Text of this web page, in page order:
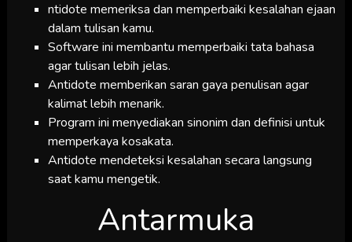
ntidote memeriksa dan memperbaiki kesalahan ejaan
dalam tulisan kamu.
Software ini membantu memperbaiki tata bahasa
agar tulisan lebih jelas.
Antidote memberikan saran gaya penulisan agar
kalimat lebih menarik.
Program ini menyediakan sinonim dan definisi untuk
memperkaya kosakata.
Antidote mendeteksi kesalahan secara langsung
saat kamu mengetik.
Antarmuka